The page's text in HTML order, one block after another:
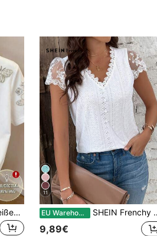
GlowEve 2026 Sommer Weißes T-Shirt mit Rundhalsausschnitt und Kurzarm, 3D Schmetterling & Blumen Stickerei, Strass & Perlen Verzierung, figurbetonter Schnitt eleganter & sanfter Stil, schlankend, geeignet für den täglichen Gebrauch, Dates, Urlaub, vielseitiges Top für den Street-Style
11
EU Warehouse SHEIN Frenchy Damen Spitze Patchwork Kurzarm Strukturstoff Sommer T-Shirt
9,89€